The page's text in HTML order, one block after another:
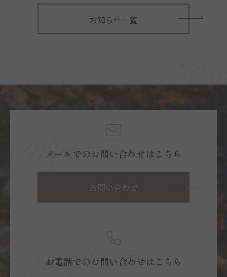
お知らせ一覧
メールでのお問い合わせはこちら
お問い合わせ
お電話でのお問い合わせはこちら